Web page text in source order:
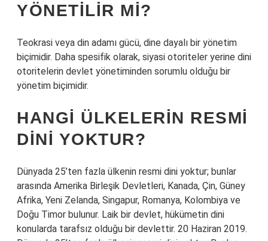
YÖNETILIR MI?
Teokrasi veya din adamı gücü, dine dayalı bir yönetim
biçimidir. Daha spesifik olarak, siyasi otoriteler yerine dini
otoritelerin devlet yönetiminden sorumlu olduğu bir
yönetim biçimidir.
HANGI ÜLKELERIN RESMI
DINI YOKTUR?
Dünyada 25’ten fazla ülkenin resmi dini yoktur; bunlar
arasında Amerika Birleşik Devletleri, Kanada, Çin, Güney
Afrika, Yeni Zelanda, Singapur, Romanya, Kolombiya ve
Doğu Timor bulunur. Laik bir devlet, hükümetin dini
konularda tarafsız olduğu bir devlettir. 20 Haziran 2019.